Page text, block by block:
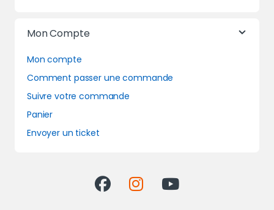
Mon Compte
Mon compte
Comment passer une commande
Suivre votre commande
Panier
Envoyer un ticket